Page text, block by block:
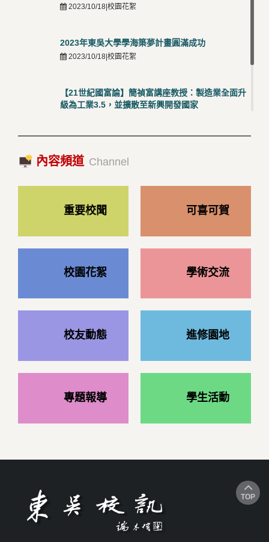
2023/10/18|校園花絮
2023年東吳大學學海築夢計畫圓滿成功
2023/10/18|校園花絮
【21世紀國富論】簡禎富講座教授：製造業全面升
級為工業3.5，並擴散至新興開發國家
2023/10/18|推薦閱讀
內容頻道 Channel
重要校聞 可喜可賀
校園花絮 學術交流
校友動態 進修園地
專題報導 學生活動
TOP